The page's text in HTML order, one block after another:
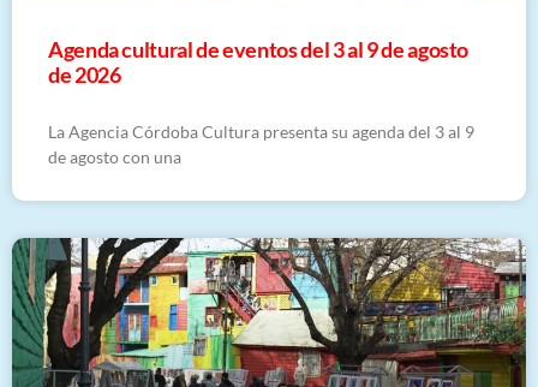
​Agenda cultural de eventos del 3 al 9 de agosto
de 2026
La Agencia Córdoba Cultura presenta su agenda del 3 al 9
de agosto con una